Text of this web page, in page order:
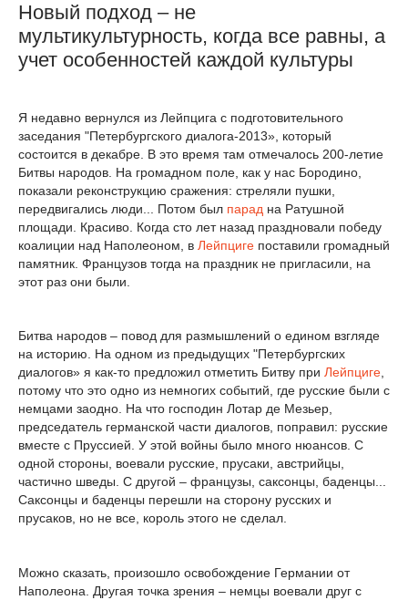
Новый подход – не
мультикультурность, когда все равны, а
учет особенностей каждой культуры
Я недавно вернулся из Лейпцига с подготовительного
заседания "Петербургского диалога-2013», который
состоится в декабре. В это время там отмечалось 200-летие
Битвы народов. На громадном поле, как у нас Бородино,
показали реконструкцию сражения: стреляли пушки,
передвигались люди... Потом был парад на Ратушной
площади. Красиво. Когда сто лет назад праздновали победу
коалиции над Наполеоном, в Лейпциге поставили громадный
памятник. Французов тогда на праздник не пригласили, на
этот раз они были.
Битва народов – повод для размышлений о едином взгляде
на историю. На одном из предыдущих "Петербургских
диалогов» я как-то предложил отметить Битву при Лейпциге
потому что это одно из немногих событий, где русские были с
немцами заодно. На что господин Лотар де Мезьер,
председатель германской части диалогов, поправил: русские
вместе с Пруссией. У этой войны было много нюансов. С
одной стороны, воевали русские, прусаки, австрийцы,
частично шведы. С другой – французы, саксонцы, баденцы...
Саксонцы и баденцы перешли на сторону русских и
прусаков, но не все, король этого не сделал.
Можно сказать, произошло освобождение Германии от
Наполеона. Другая точка зрения – немцы воевали друг с